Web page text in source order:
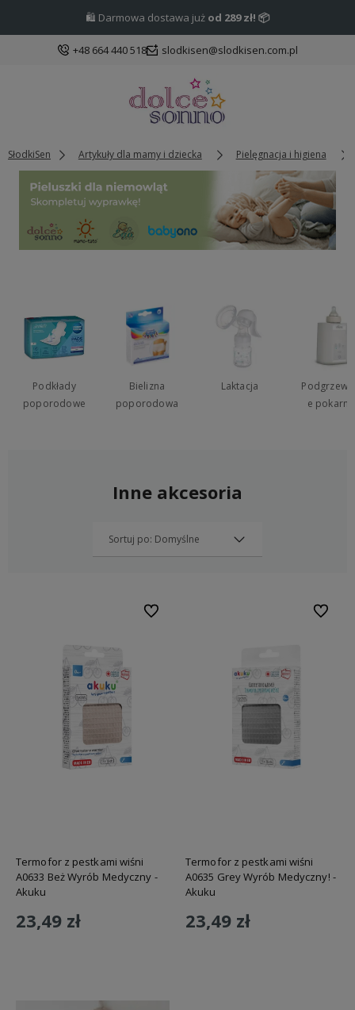
🛍️ Darmowa dostawa już od 289 zł! 📦
+48 664 440 518 slodkisen@slodkisen.com.pl
SłodkiSen Artykuły dla mamy i dziecka Pielęgnacja i higiena
Podkłady
poporodowe
Bielizna
poporodowa
Laktacja
e
Inne akcesoria
Termofor z pestkami wiśni
A0633 Beż Wyrób Medyczny -
Akuku
23,49 zł
Do ulubionych
Termofor z pestkami wiśni
A0635 Grey Wyrób Medyczny! -
Akuku
23,49 zł
Do